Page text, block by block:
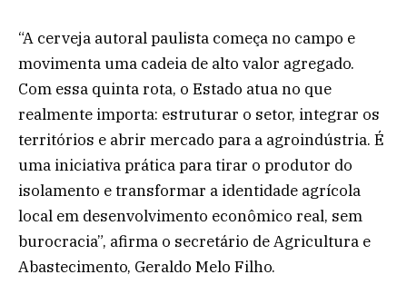
“A cerveja autoral paulista começa no campo e
movimenta uma cadeia de alto valor agregado.
Com essa quinta rota, o Estado atua no que
realmente importa: estruturar o setor, integrar os
territórios e abrir mercado para a agroindústria. É
uma iniciativa prática para tirar o produtor do
isolamento e transformar a identidade agrícola
local em desenvolvimento econômico real, sem
burocracia”, afirma o secretário de Agricultura e
Abastecimento, Geraldo Melo Filho.